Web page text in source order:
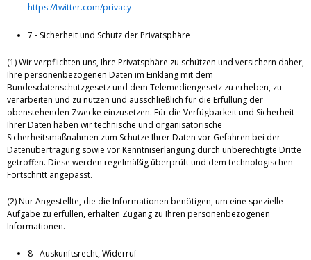
https://twitter.com/privacy
7 - Sicherheit und Schutz der Privatsphäre
(1) Wir verpflichten uns, Ihre Privatsphäre zu schützen und versichern daher,
Ihre personenbezogenen Daten im Einklang mit dem
Bundesdatenschutzgesetz und dem Telemediengesetz zu erheben, zu
verarbeiten und zu nutzen und ausschließlich für die Erfüllung der
obenstehenden Zwecke einzusetzen. Für die Verfügbarkeit und Sicherheit
Ihrer Daten haben wir technische und organisatorische
Sicherheitsmaßnahmen zum Schutze Ihrer Daten vor Gefahren bei der
Datenübertragung sowie vor Kenntniserlangung durch unberechtigte Dritte
getroffen. Diese werden regelmäßig überprüft und dem technologischen
Fortschritt angepasst.
(2) Nur Angestellte, die die Informationen benötigen, um eine spezielle
Aufgabe zu erfüllen, erhalten Zugang zu Ihren personenbezogenen
Informationen.
8 - Auskunftsrecht, Widerruf